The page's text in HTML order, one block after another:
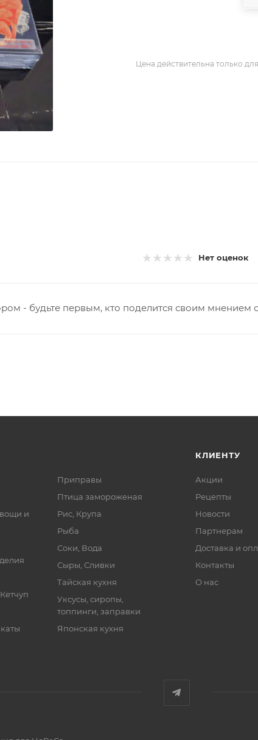
Цена действительна только
Нет оценок
- будьте первым, кто поделится своим мнением
и
Приправы
Птица замороженая
Рис, Крупа
Рыба
Соки, Вода
Сыры, Сливки
Тайская кухня
Уксусы, сиропы,
топпинги, заправки
Японская кухня
КЛИЕНТУ
Акции
Рецепты
Новости
Партнерам
Доставка и
Контакты
О нас